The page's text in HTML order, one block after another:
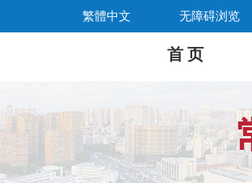
繁體中文 无障碍浏览
首 页